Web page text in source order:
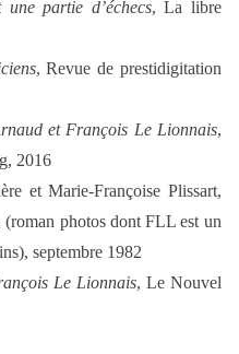
partie d’échecs, La libre
, Revue de prestidigitation
et François Le Lionnais,
2016
et Marie-Françoise Plissart,
(roman photos dont FLL est un
septembre 1982
Le Lionnais, Le Nouvel